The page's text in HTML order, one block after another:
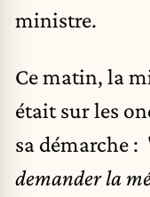
ministre.
Ce matin, la
était sur les
sa démarche :
demander la